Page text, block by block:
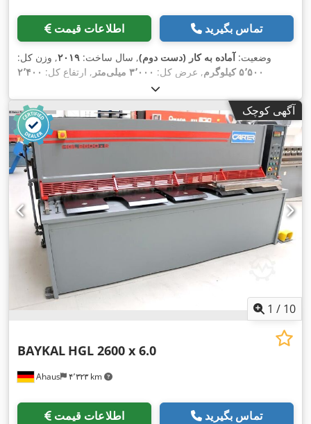
اطلاعات قیمت تماس بگیرید
وضعیت:آماده به کار (دست دوم), سال ساخت: ۲۰۱۹, وزن کل:
۵٬۵۰۰ کیلوگرم
, عرض کل: ۳٬۰۰۰ میلی‌متر , ارتفاع کل: ۲٬۴۰۰
, مسافت جابجایی محور X:
محور Y:
۲٬۰۰۰ میلی‌متر, حداکثر طول محصول:۶٬۰۰۰ میلی‌متر
,
تعداد محور:۳ , آگهی کوچک
1 / 10
Ahaus ۴٬۳۲۳ km
BAYKAL HGL 2600 x 6.0
اطلاعات قیمت تماس بگیرید